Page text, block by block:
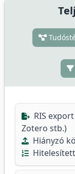
RIS
Zotero stb.)
Hiányzó